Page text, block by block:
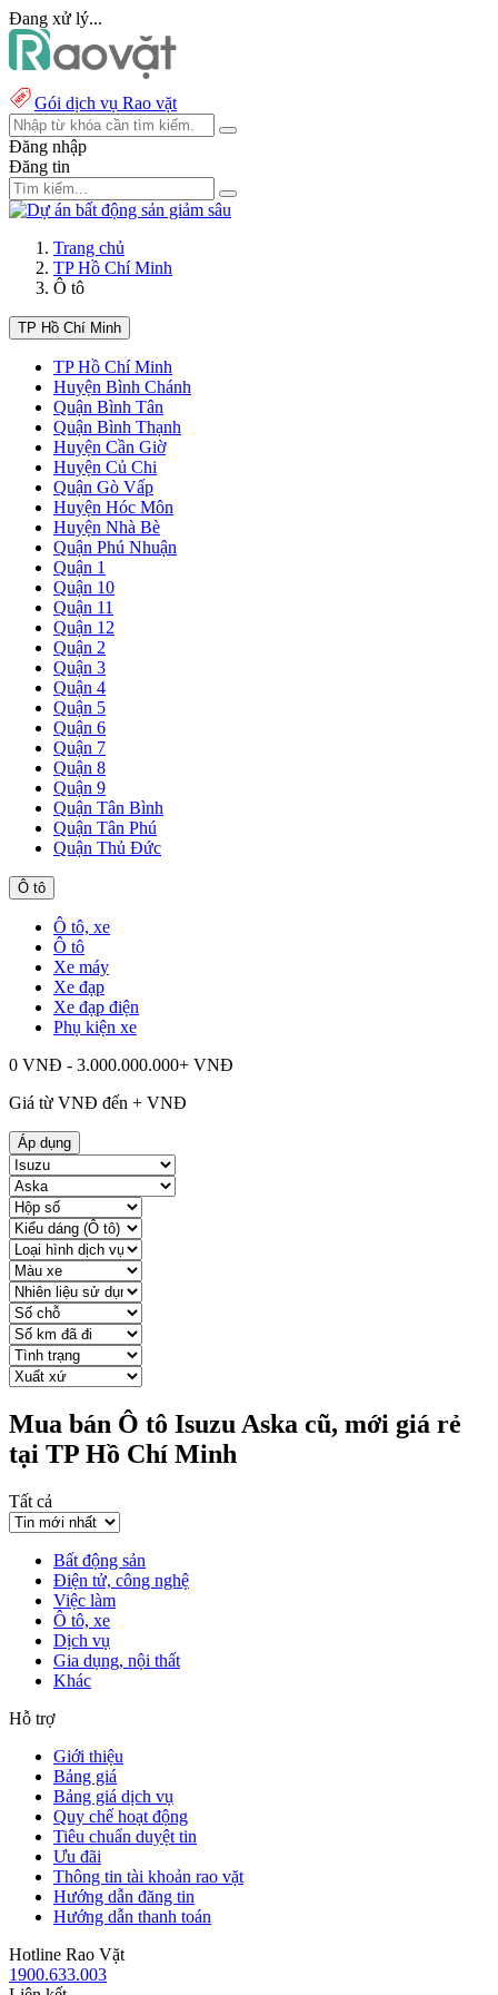
Đang xử lý...
Gói dịch vụ Rao vặt
Đăng nhập
Đăng tin
Trang chủ
TP Hồ Chí Minh
Ô tô
TP Hồ Chí Minh
TP Hồ Chí Minh
Huyện Bình Chánh
Quận Bình Tân
Quận Bình Thạnh
Huyện Cần Giờ
Huyện Củ Chi
Quận Gò Vấp
Huyện Hóc Môn
Huyện Nhà Bè
Quận Phú Nhuận
Quận 1
Quận 10
Quận 11
Quận 12
Quận 2
Quận 3
Quận 4
Quận 5
Quận 6
Quận 7
Quận 8
Quận 9
Quận Tân Bình
Quận Tân Phú
Quận Thủ Đức
Ô tô
Ô tô, xe
Ô tô
Xe máy
Xe đạp
Xe đạp điện
Phụ kiện xe
0 VNĐ - 3.000.000.000+ VNĐ
Giá từ VNĐ đến + VNĐ
Áp dụng
Mua bán Ô tô Isuzu Aska cũ, mới giá rẻ
tại TP Hồ Chí Minh
Tất cả
Bất động sản
Điện tử, công nghệ
Việc làm
Ô tô, xe
Dịch vụ
Gia dụng, nội thất
Khác
Hỗ trợ
Giới thiệu
Bảng giá
Bảng giá dịch vụ
Quy chế hoạt động
Tiêu chuẩn duyệt tin
Ưu đãi
Thông tin tài khoản rao vặt
Hướng dẫn đăng tin
Hướng dẫn thanh toán
Hotline Rao Vặt
1900.633.003